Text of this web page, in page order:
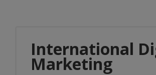
International
Marketing